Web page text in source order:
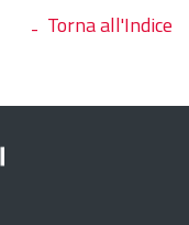
Torna all'Indice